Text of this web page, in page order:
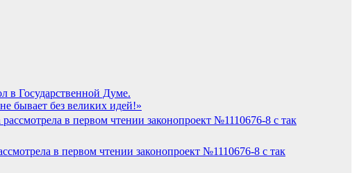
в Государственной Думе.
бывает без великих идей!»
в первом чтении законопроект №1110676-8 с так